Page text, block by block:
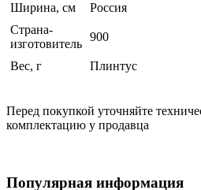
Ширина, см
Россия
Страна-
изготовитель
900
Вес, г Плинтус
Перед покупкой уточняйте
комплектацию у продавца
Популярная информация